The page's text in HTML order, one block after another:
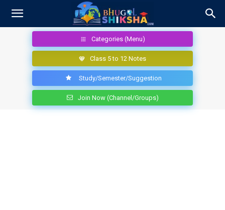
Categories (Menu)
Class 5 to 12 Notes
Study/Semester/Suggestion
Join Now (Channel/Groups)